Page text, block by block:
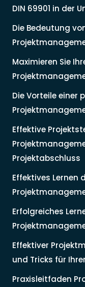
DIN 69901 in der
Die Bedeutung
Maximieren Sie
Die Vorteile einer
Effektive
Projektabschluss
Effektives Lernen
Erfolgreiches
Effektiver
und Tricks für
Praxisleitfaden